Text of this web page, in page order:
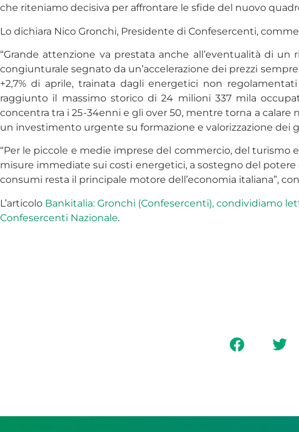
che riteniamo decisiva per affrontare le sfide del nuovo
Lo dichiara Nico Gronchi, Presidente di Confesercenti,
“Grande attenzione va prestata anche all’eventualità di
congiunturale segnato da un’accelerazione dei prezzi
+2,7% di aprile, trainata dagli energetici non
raggiunto il massimo storico di 24 milioni 337 mila
concentra tra i 25-34enni e gli over 50, mentre torna a calare
un investimento urgente su formazione e valorizzazione dei
“Per le piccole e medie imprese del commercio, del turismo
misure immediate sui costi energetici, a sostegno del
consumi resta il principale motore dell’economia italiana”,
L’articolo Bankitalia: Gronchi (Confesercenti), condividiamo
Confesercenti Nazionale.